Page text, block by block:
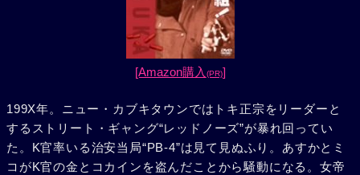
[Amazon購入 (PR)]
199X年。ニュー・カブキタウンではトキ正宗をリーダーと
するストリート・ギャング“レッドノーズ”が暴れ回ってい
た。K官率いる治安当局“PB-4”は見て見ぬふり。あすかとミ
コがK官の金とコカインを盗んだことから騒動になる。女帝